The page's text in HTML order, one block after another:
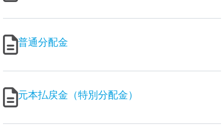
普通分配⾦
元本払戻⾦（特別分配⾦）